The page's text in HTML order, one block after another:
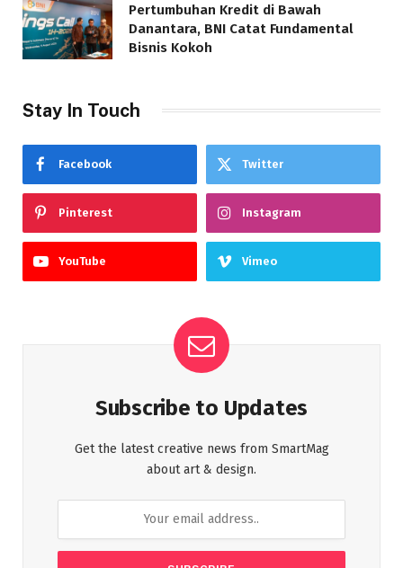
Pertumbuhan Kredit di Bawah
Danantara, BNI Catat Fundamental
Bisnis Kokoh
Stay In Touch
Facebook Twitter
Pinterest Instagram
YouTube Vimeo
Subscribe to Updates
Get the latest creative news from SmartMag
about art & design.